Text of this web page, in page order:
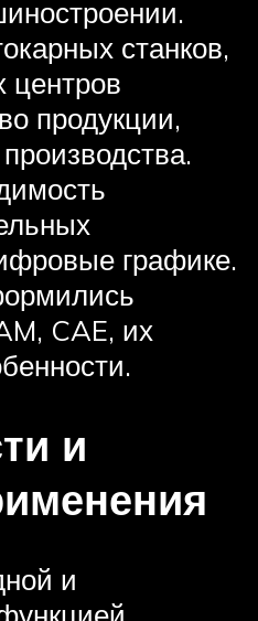
станков,
продукции,
графике.
CAE, их
и
и